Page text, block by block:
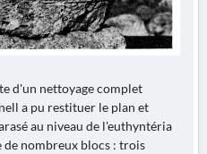
d'un nettoyage complet
a pu restituer le plan et
au niveau de l'euthyntéria
nombreux blocs : trois